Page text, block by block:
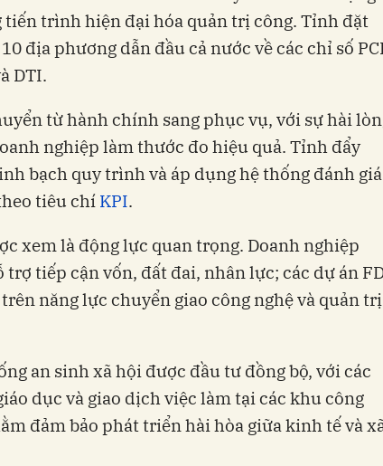
trình hiện đại hóa quản trị công. Tỉnh đặt
địa phương dẫn đầu cả nước về các chỉ số
DTI.
từ hành chính sang phục vụ, với sự hài
nghiệp làm thước đo hiệu quả. Tỉnh đẩy
bạch quy trình và áp dụng hệ thống đánh giá
tiêu chí KPI.
xem là động lực quan trọng. Doanh nghiệp
trợ tiếp cận vốn, đất đai, nhân lực; các dự án
năng lực chuyển giao công nghệ và quản trị
an sinh xã hội được đầu tư đồng bộ, với các
dục và giao dịch việc làm tại các khu công
đảm bảo phát triển hài hòa giữa kinh tế và